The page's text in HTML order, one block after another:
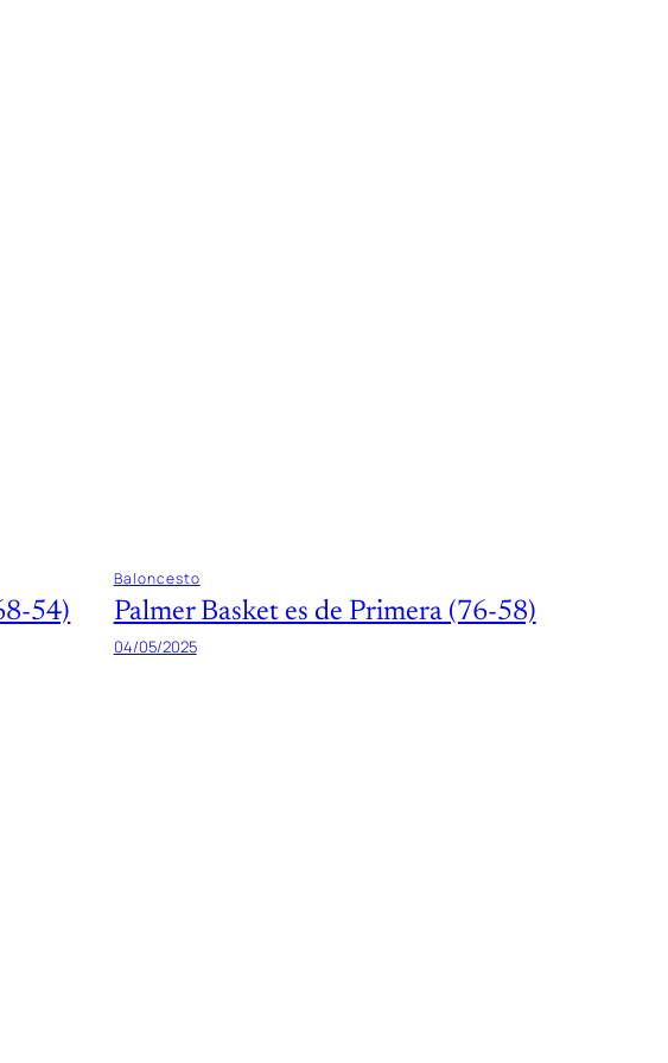
54)
Baloncesto
Palmer Basket es de Primera (76-58)
04/05/2025